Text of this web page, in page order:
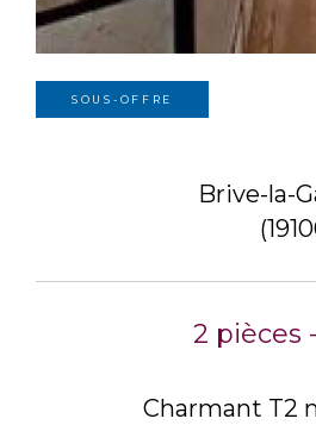
SOUS-OFFRE
Brive-la-
2 pièces
Charmant T2